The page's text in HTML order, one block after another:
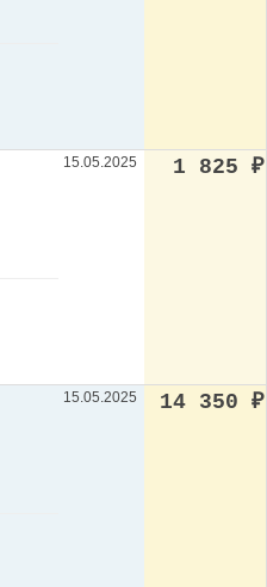
15.05.2025 1 825 ₽
15.05.2025 14 350 ₽